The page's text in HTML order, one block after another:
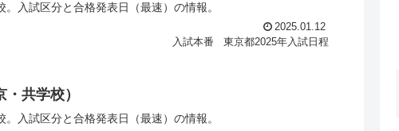
入試区分と合格発表日（最速）の情報。
2025.01.12
入試本番
東京都2025年入試日程
共学校）
入試区分と合格発表日（最速）の情報。